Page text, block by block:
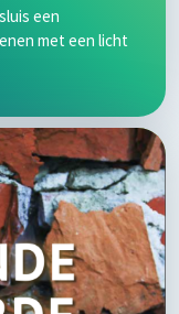
een
met een licht